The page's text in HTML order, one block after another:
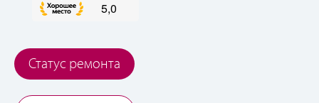
Статус ремонта